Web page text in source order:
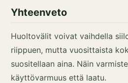
Yhteenveto
Huoltovälit voivat vaihdella
riippuen, mutta vuosittaista
suositellaan aina. Näin
käyttövarmuus että laatu.